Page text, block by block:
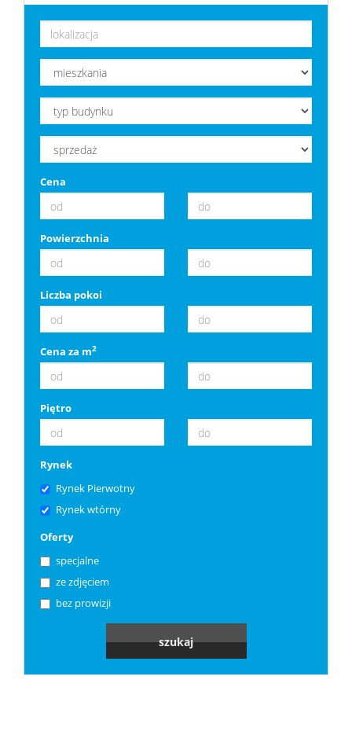
Cena
Powierzchnia
Liczba pokoi
Cena za m2
Piętro
Rynek
Rynek Pierwotny
Rynek wtórny
Oferty
specjalne
ze zdjęciem
bez prowizji